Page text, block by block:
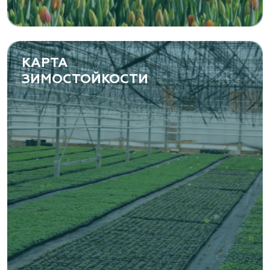
(8482) 650 010
www.yoly-paly.ru
«ВЕНЕВ» питомник растений
Тульская область, Венёвский р-н, село
Борщевое, улица Лесная, д. 13
8 963 224 87 99
https://www.venev1.ru/
«ВЕНЕВ» питомник растений
Тульская область, Венёвский р-н, село
Борщевое, улица Лесная, д. 13
8 963 224 87 99
КАРТА
ЗИМОСТОЙКОСТИ